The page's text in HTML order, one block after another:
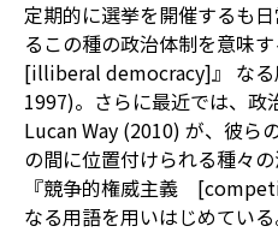
定期的に選挙を開催するも
るこの種の政治体制を意味
[illiberal democracy]』 なる
1997)。さらに最近では、
Lucan Way (2010) が、彼ら
の間に位置付けられる種々
『競争的権威主義
なる用語を用いはじめている